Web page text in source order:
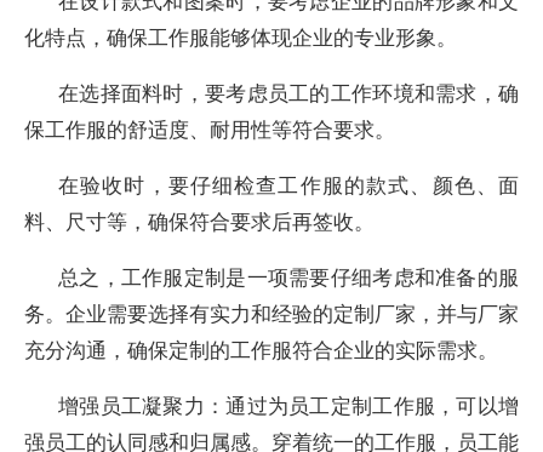
化特点，确保工作服能够体现企业的专业形象。
在选择面料时，要考虑员工的工作环境和需求，确
保工作服的舒适度、耐用性等符合要求。
在验收时，要仔细检查工作服的款式、颜色、面
料、尺寸等，确保符合要求后再签收。
总之，工作服定制是一项需要仔细考虑和准备的服
务。企业需要选择有实力和经验的定制厂家，并与厂家
充分沟通，确保定制的工作服符合企业的实际需求。
增强员工凝聚力：通过为员工定制工作服，可以增
强员工的认同感和归属感。穿着统一的工作服，员工能